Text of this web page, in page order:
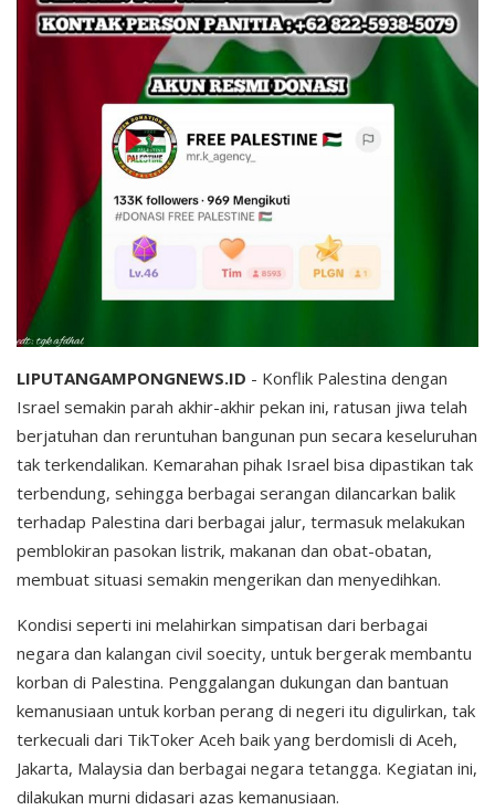
LIPUTANGAMPONGNEWS.ID - Konflik Palestina dengan
Israel semakin parah akhir-akhir pekan ini, ratusan jiwa telah
berjatuhan dan reruntuhan bangunan pun secara keseluruhan
tak terkendalikan. Kemarahan pihak Israel bisa dipastikan tak
terbendung, sehingga berbagai serangan dilancarkan balik
terhadap Palestina dari berbagai jalur, termasuk melakukan
pemblokiran pasokan listrik, makanan dan obat-obatan,
membuat situasi semakin mengerikan dan menyedihkan.
Kondisi seperti ini melahirkan simpatisan dari berbagai
negara dan kalangan civil soecity, untuk bergerak membantu
korban di Palestina. Penggalangan dukungan dan bantuan
kemanusiaan untuk korban perang di negeri itu digulirkan, tak
terkecuali dari TikToker Aceh baik yang berdomisli di Aceh,
Jakarta, Malaysia dan berbagai negara tetangga. Kegiatan ini,
dilakukan murni didasari azas kemanusiaan.